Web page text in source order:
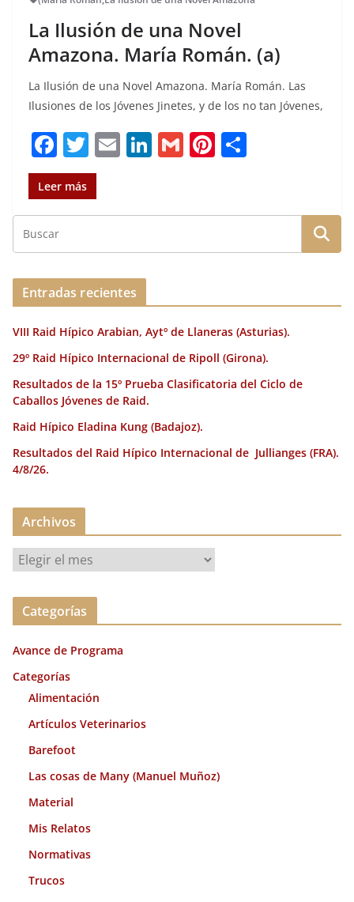
La Ilusión de una Novel
Amazona. María Román. (a)
La Ilusión de una Novel Amazona. María Román. Las
Ilusiones de los Jóvenes Jinetes, y de los no tan Jóvenes,
F
a
c
e
b
o
o
k
T
w
it
te
r
E
l
Li
e
dI
G
l
Pi
re
st
p
a
Leer más
Entradas recientes
VIII Raid Hípico Arabian, Aytº de Llaneras (Asturias).
29º Raid Hípico Internacional de Ripoll (Girona).
Resultados de la 15º Prueba Clasificatoria del Ciclo de
Caballos Jóvenes de Raid.
Raid Hípico Eladina Kung (Badajoz).
Resultados del Raid Hípico Internacional de Jullianges (FRA).
4/8/26.
Archivos
r
c
v
o
Categorías
Avance de Programa
Categorías
Alimentación
Artículos Veterinarios
Barefoot
Las cosas de Many (Manuel Muñoz)
Material
Mis Relatos
Normativas
Trucos